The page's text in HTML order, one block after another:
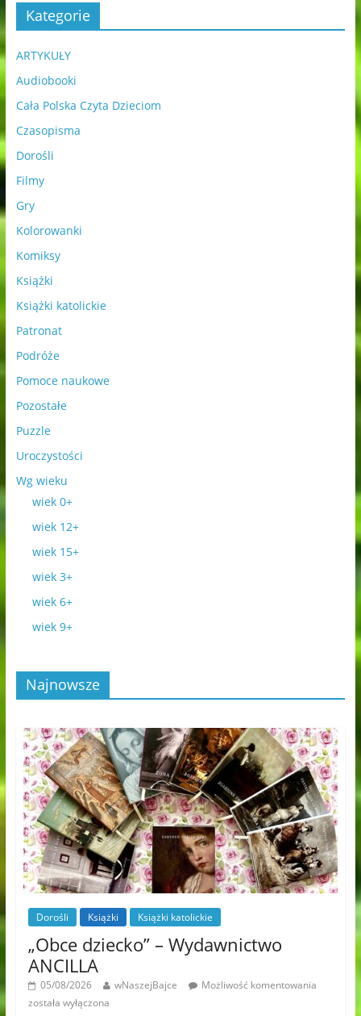
Kategorie
ARTYKUŁY
Audiobooki
Cała Polska Czyta Dzieciom
Czasopisma
Dorośli
Filmy
Gry
Kolorowanki
Komiksy
Książki
Książki katolickie
Patronat
Podróże
Pomoce naukowe
Pozostałe
Puzzle
Uroczystości
Wg wieku
wiek 0+
wiek 12+
wiek 15+
wiek 3+
wiek 6+
wiek 9+
Najnowsze
Dorośli Książki Książki katolickie
„Obce dziecko” – Wydawnictwo
ANCILLA
05/08/2026 wNaszejBajce
Możliwość komentowania
została wyłączona